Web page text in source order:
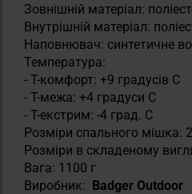
Зовнішній матеріал:
Внутрішній матеріал:
Наповнювач: синтетичне
Температура:
- T-комфорт: +9 градусів C
- T-межа: +4 градуси C
- T-екстрим: -4 град. C
Розміри спального мішка:
Розміри в складеному
Вага: 1100 г
Виробник: Badger Outdoor